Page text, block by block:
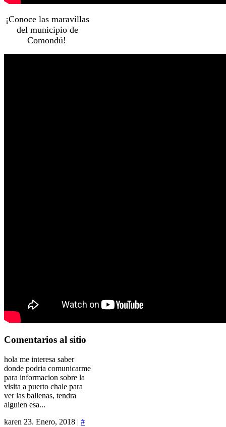
¡Conoce las maravillas
del municipio de
Comondú!
Comentarios al sitio
hola me interesa saber
donde podria comunicarme
para informacion sobre la
visita a puerto chale para
ver las ballenas, tendra
alguien esa...
karen 23. Enero, 2018 | #